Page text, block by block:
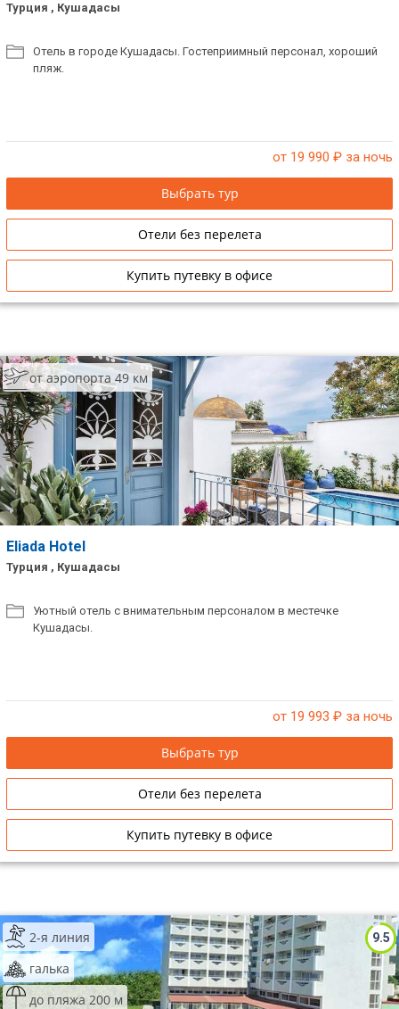
Турция , Кушадасы
Отель в городе Кушадасы. Гостеприимный персонал, хороший
пляж.
от 19 990 ₽ за ночь
Выбрать тур
Отели без перелета
Купить путевку в офисе
от аэропорта 49 км
Eliada Hotel
Турция , Кушадасы
Уютный отель с внимательным персоналом в местечке
Кушадасы.
от 19 993 ₽ за ночь
Выбрать тур
Отели без перелета
Купить путевку в офисе
9.5
2-я линия
галька
до пляжа 200 м